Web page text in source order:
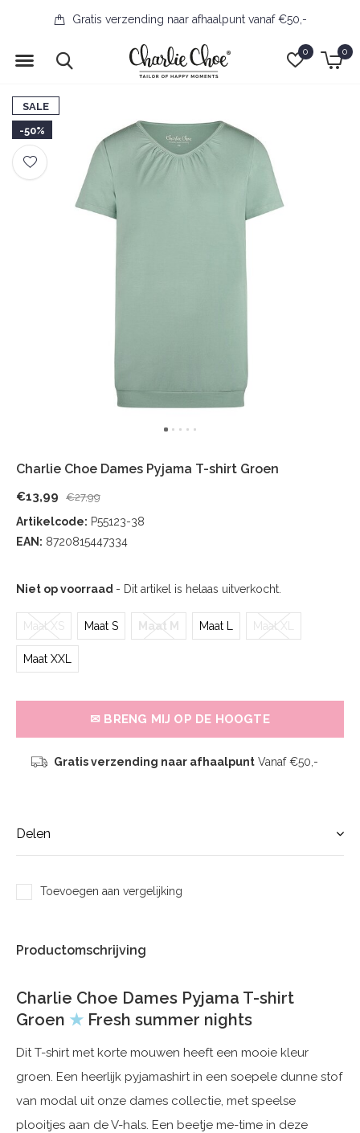
0 0
Gratis verzending naar afhaalpunt vanaf €50,-
SALE
-50%
Charlie Choe Dames Pyjama T-shirt Groen
€13,99 €27,99
Artikelcode: P55123-38
EAN: 8720815447334
Niet op voorraad - Dit artikel is helaas uitverkocht.
Maat XS Maat S Maat M Maat L Maat XL
Maat XXL
✉ BRENG MIJ OP DE HOOGTE
Gratis verzending naar afhaalpuntVanaf €50,-
Delen
Toevoegen aan vergelijking
Productomschrijving
Charlie Choe Dames Pyjama T-shirt
Groen ★ Fresh summer nights
Dit T-shirt met korte mouwen heeft een mooie kleur
groen. Een heerlijk pyjamashirt in een soepele dunne stof
van modal uit onze dames collectie, met speelse
plooitjes aan de V-hals. Een beetje me-time in deze